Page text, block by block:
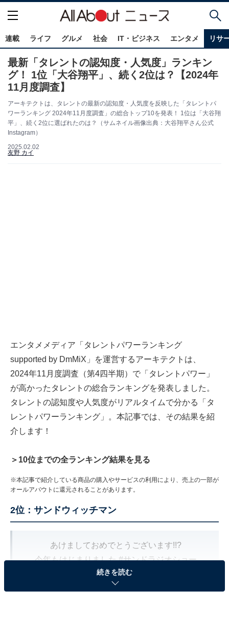
連載 ライフ グルメ 社会 IT・ビジネス エンタメ リサ
最新「タレントの認知度・人気度」ランキン
グ！ 1位「大谷翔平」、続く2位は？【2024年
11月度調査】
アーキテクトは、タレントの最新の認知度・人気度を反映した「タレントパ
ワーランキング 2024年11月度調査」の総合トップ10を発表！ 1位は「大谷翔
平」、続く2位に選ばれたのは？（サムネイル画像出典：大谷翔平さん公式
Instagram）
2025.02.02
友野 カイ
エンタメメディア「タレントパワーランキング
supported by DmMiX」を運営するアーキテクトは、
2024年11月度調査（第4四半期）で「タレントパワー」
が高かったタレントの総合ランキングを発表しました。
タレントの認知度や人気度がリアルタイムで分かる「タ
レントパワーランキング」。本記事では、その結果を紹
介します！
＞10位までの全ランキング結果を見る
※本記事で紹介している商品の購入やサービスの利用により、売上の一部が
オールアバウトに還元されることがあります。
2位：サンドウィッチマン
あけましておめでとうございます!!?
今年もはじまりました#サンドラジオショー
今日は、お正月休みのため収録での放送?
続きを読む